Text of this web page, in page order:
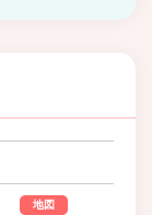
地図